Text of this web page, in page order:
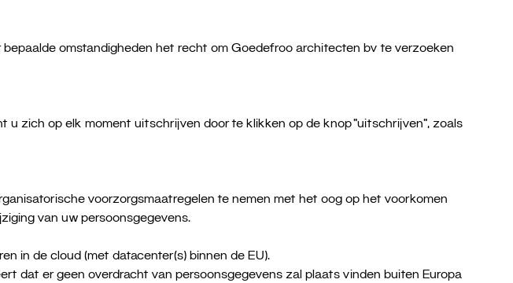
omstandigheden het recht om Goedefroo architecten bv te verzoeken
zich op elk moment uitschrijven door te klikken op de knop “uitschrijven”, zoals
voorzorgsmaatregelen te nemen met het oog op het voorkomen
van uw persoonsgegevens.
in de cloud (met datacenter(s) binnen de EU).
dat er geen overdracht van persoonsgegevens zal plaats vinden buiten Europa